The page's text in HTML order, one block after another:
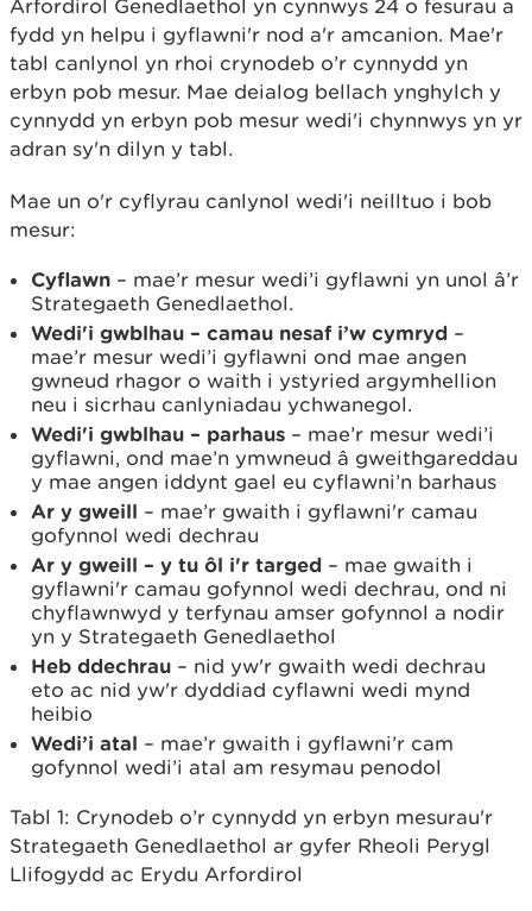
Arfordirol Genedlaethol yn cynnwys 24 o fesurau a
fydd yn helpu i gyflawni'r nod a'r amcanion. Mae'r
tabl canlynol yn rhoi crynodeb o’r cynnydd yn
erbyn pob mesur. Mae deialog bellach ynghylch y
cynnydd yn erbyn pob mesur wedi'i chynnwys yn yr
adran sy'n dilyn y tabl.
Mae un o'r cyflyrau canlynol wedi'i neilltuo i bob
mesur:
Cyflawn – mae’r mesur wedi’i gyflawni yn unol â’r
Strategaeth Genedlaethol.
Wedi'i gwblhau – camau nesaf i’w cymryd –
mae’r mesur wedi’i gyflawni ond mae angen
gwneud rhagor o waith i ystyried argymhellion
neu i sicrhau canlyniadau ychwanegol.
Wedi'i gwblhau – parhaus – mae’r mesur wedi’i
gyflawni, ond mae’n ymwneud â gweithgareddau
y mae angen iddynt gael eu cyflawni’n barhaus
Ar y gweill – mae’r gwaith i gyflawni'r camau
gofynnol wedi dechrau
Ar y gweill – y tu ôl i'r targed – mae gwaith i
gyflawni'r camau gofynnol wedi dechrau, ond ni
chyflawnwyd y terfynau amser gofynnol a nodir
yn y Strategaeth Genedlaethol
Heb ddechrau – nid yw'r gwaith wedi dechrau
eto ac nid yw'r dyddiad cyflawni wedi mynd
heibio
Wedi’i atal – mae’r gwaith i gyflawni’r cam
gofynnol wedi’i atal am resymau penodol
Tabl 1: Crynodeb o’r cynnydd yn erbyn mesurau'r
Strategaeth Genedlaethol ar gyfer Rheoli Perygl
Llifogydd ac Erydu Arfordirol